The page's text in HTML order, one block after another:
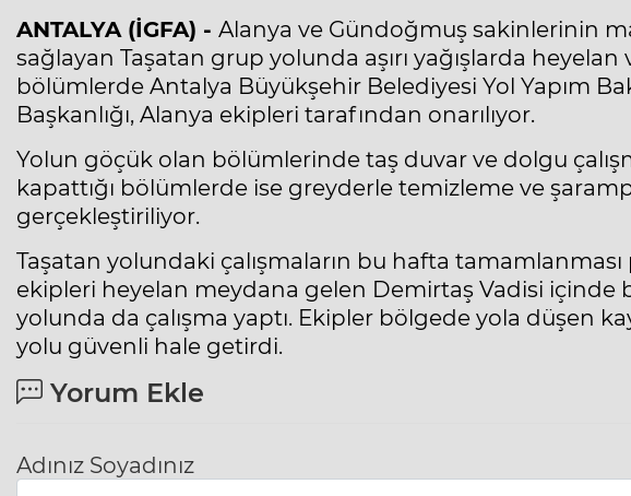
ANTALYA (İGFA) - Alanya ve Gündoğmuş sakinlerinin
sağlayan Taşatan grup yolunda aşırı yağışlarda
bölümlerde Antalya Büyükşehir Belediyesi Yol Yapım
Başkanlığı, Alanya ekipleri tarafından onarılıyor.
Yolun göçük olan bölümlerinde taş duvar ve dolgu
kapattığı bölümlerde ise greyderle temizleme ve
gerçekleştiriliyor.
Taşatan yolundaki çalışmaların bu hafta
ekipleri heyelan meydana gelen Demirtaş Vadisi içinde
yolunda da çalışma yaptı. Ekipler bölgede yola düşen
yolu güvenli hale getirdi.
Yorum Ekle
Adınız Soyadınız